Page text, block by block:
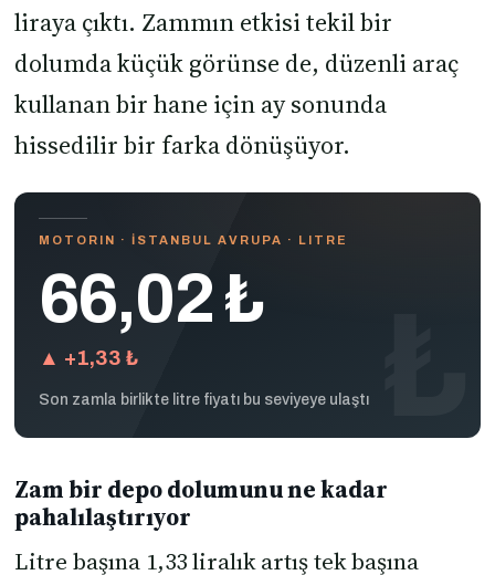
liraya çıktı. Zammın etkisi tekil bir
dolumda küçük görünse de, düzenli araç
kullanan bir hane için ay sonunda
hissedilir bir farka dönüşüyor.
MOTORIN · İSTANBUL AVRUPA · LITRE
66,02 ₺
▲ +1,33 ₺
Son zamla birlikte litre fiyatı bu seviyeye ulaştı
Zam bir depo dolumunu ne kadar
pahalılaştırıyor
Litre başına 1,33 liralık artış tek başına